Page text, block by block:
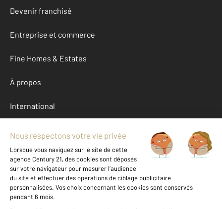
Devenir franchisé
Entreprise et commerce
Fine Homes & Estates
À propos
International
Mentions légales & CGU et Barèmes d'honoraires
Données personnelles